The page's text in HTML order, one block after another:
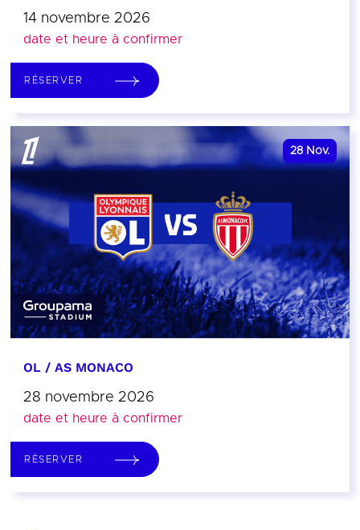
14 novembre 2026
date et heure à confirmer
RÉSERVER
28 Nov.
OL / AS MONACO
28 novembre 2026
date et heure à confirmer
RÉSERVER